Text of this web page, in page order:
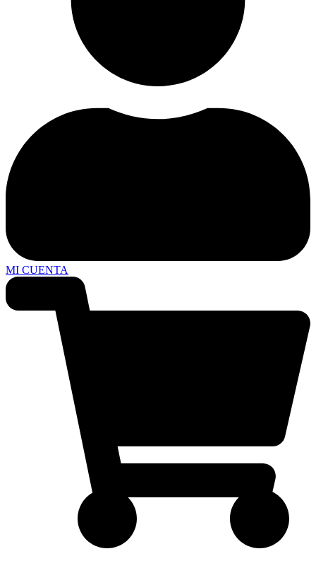
MI CUENTA